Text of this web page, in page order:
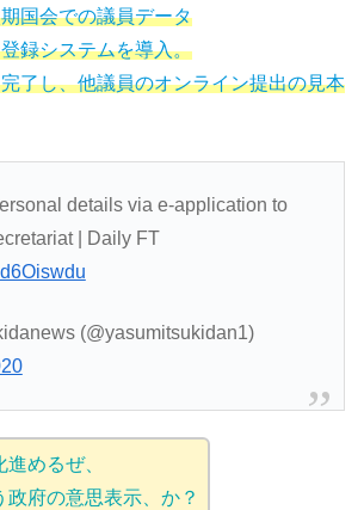
国会での議員データ
録システムを導入。
了し、他議員のオンライン提出の見本
details via e-application to
| Daily FT
(@yasumitsukidan1)
進めるぜ、
政府の意思表示、か？